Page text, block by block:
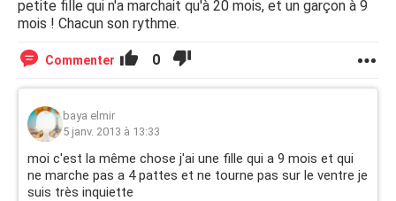
petite fille qui n'a marchait qu'à 20 mois, et un garçon à 9
mois ! Chacun son rythme.
Commenter 0
baya elmir
5 janv. 2013 à 13:33
moi c'est la même chose j'ai une fille qui a 9 mois et qui
ne marche pas a 4 pattes et ne tourne pas sur le ventre je
suis très inquiette